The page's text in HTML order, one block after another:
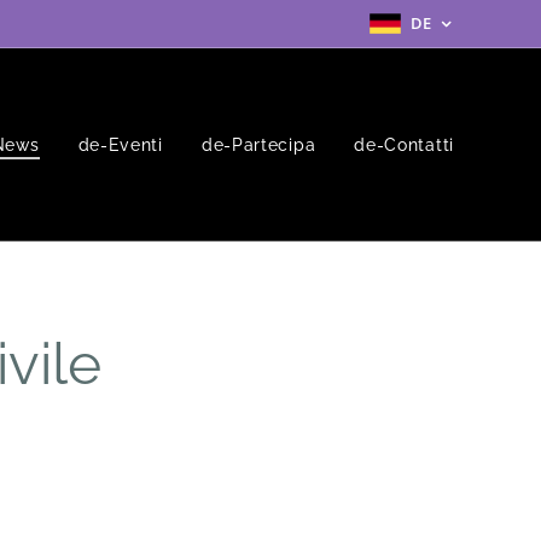
DE
de-Eventi de-Partecipa de-Contatti